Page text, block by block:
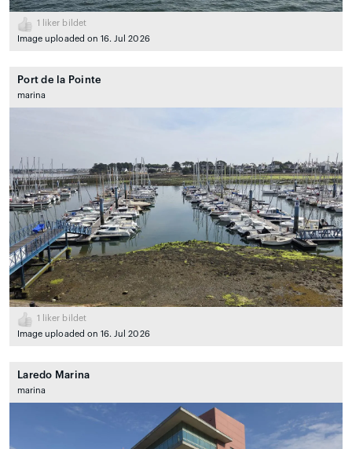
1
liker bildet
Image uploaded on 16. Jul 2026
Port de la Pointe
marina
1
liker bildet
Image uploaded on 16. Jul 2026
Laredo Marina
marina